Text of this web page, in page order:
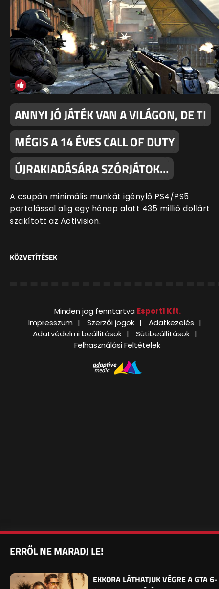
ANNYI JÓ JÁTÉK VAN A VILÁGON, DE TI
MÉGIS A 14 ÉVES CALL OF DUTY
ÚJRAKIADÁSÁRA SZÓRJÁTOK…
A csupán minimális munkát igénylő PS4/PS5
portolással alig egy hónap alatt 435 millió dollárt
szakított az Activision.
KÖZVETÍTÉSEK
Minden jog fenntartva Esport1 Kft.
Impresszum
Szerzői jogok
Adatkezelés
Adatvédelmi beállítások
Sütibeállítások
Felhasználási Feltételek
ERRŐL NE MARADJ LE!
EKKORA LÁTHATJUK VÉGRE A GTA 6-